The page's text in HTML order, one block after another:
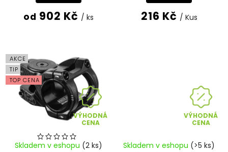
od 902 Kč / ks 216 Kč / Kus
AKCE
TIP
TOP CENA
VÝHODNÁ
CENA
Skladem v eshopu (2 ks)
VÝHODNÁ
CENA
Skladem v eshopu (>5 ks)